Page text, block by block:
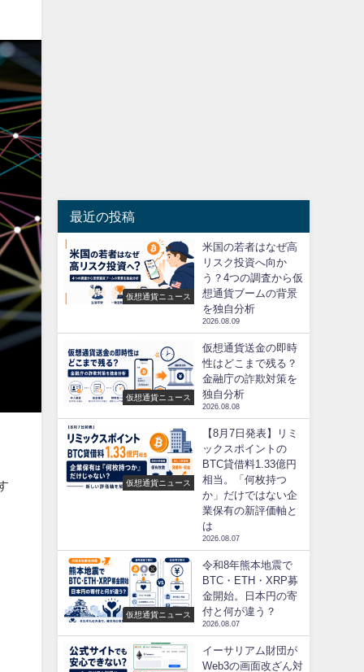
最近の投稿
仮想通貨ニュース
米国の若者はなぜ高
リスク投資へ向か
う？4つの調査から仮
想通貨ブームの背景
を独自分析
2026.08.09
仮想通貨ニュース
仮想通貨送金の即時
性はどこまで残る？
金融庁の詐欺対策を
独自分析
2026.08.08
仮想通貨ニュース
【8月7日発表】リミ
ックスポイントの
BTC貸借料1.33億円
相当。「何枚持つ
か」だけではない企
業保有の新評価軸と
は
2026.08.07
仮想通貨ニュース
令和8年熊本地震で
BTC・ETH・XRP募
金開始。日本円の寄
付と何が違う？
2026.08.07
イーサリアム財団が
Web3の画面改ざん対